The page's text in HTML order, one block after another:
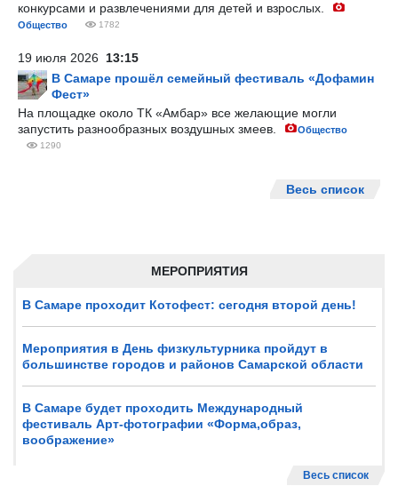
МЕРОПРИЯТИЯ
В Самаре проходит Котофест: сегодня второй день!
Мероприятия в День физкультурника пройдут в
большинстве городов и районов Самарской области
В Самаре будет проходить Международный
фестиваль Арт-фотографии «Форма,образ,
воображение»
Весь список
конкурсами и развлечениями для детей и взрослых.
Общество 1782
19 июля 2026 13:15
В Самаре прошёл семейный фестиваль «Дофамин
Фест»
На площадке около ТК «Амбар» все желающие могли
запустить разнообразных воздушных змеев.
Общество
1290
Весь список